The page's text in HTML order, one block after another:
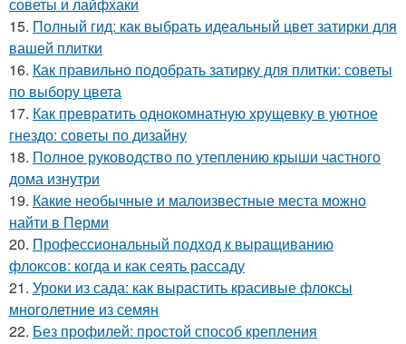
15. Полный гид: как выбрать идеальный цвет затирки для
вашей плитки
16. Как правильно подобрать затирку для плитки: советы
по выбору цвета
17. Как превратить однокомнатную хрущевку в уютное
гнездо: советы по дизайну
18. Полное руководство по утеплению крыши частного
дома изнутри
19. Какие необычные и малоизвестные места можно
найти в Перми
20. Профессиональный подход к выращиванию
флоксов: когда и как сеять рассаду
21. Уроки из сада: как вырастить красивые флоксы
многолетние из семян
22. Без профилей: простой способ крепления